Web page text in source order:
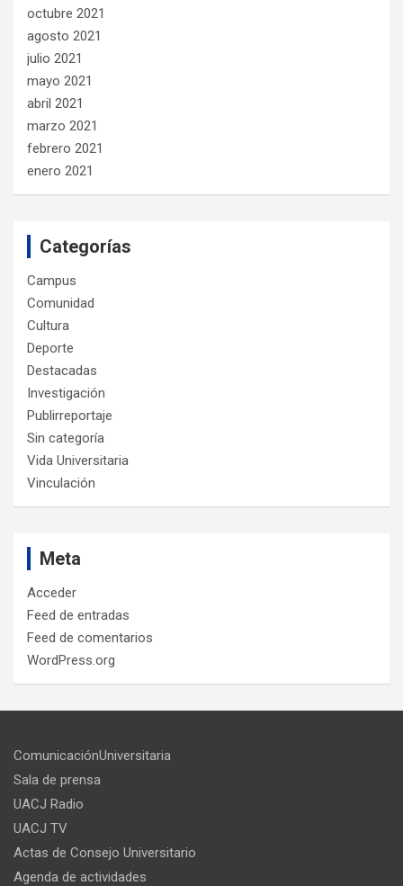
octubre 2021
agosto 2021
julio 2021
mayo 2021
abril 2021
marzo 2021
febrero 2021
enero 2021
Categorías
Campus
Comunidad
Cultura
Deporte
Destacadas
Investigación
Publirreportaje
Sin categoría
Vida Universitaria
Vinculación
Meta
Acceder
Feed de entradas
Feed de comentarios
WordPress.org
ComunicaciónUniversitaria
Sala de prensa
UACJ Radio
UACJ TV
Actas de Consejo Universitario
Agenda de actividades